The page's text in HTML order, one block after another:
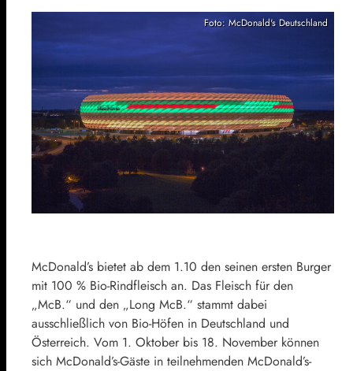
Foto: McDonald's Deutschland
McDonald’s bietet ab dem 1.10 den seinen ersten Burger
mit 100 % Bio-Rindfleisch an. Das Fleisch für den
„McB.“ und den „Long McB.“ stammt dabei
ausschließlich von Bio-Höfen in Deutschland und
Österreich. Vom 1. Oktober bis 18. November können
sich McDonald’s-Gäste in teilnehmenden McDonald’s-